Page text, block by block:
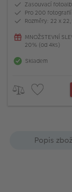
Zasouvací
Pro 200 fotografií
Rozměry: 22 x
MNOŽSTEVNÍ
20% (od 4ks)
Skladem
Popis